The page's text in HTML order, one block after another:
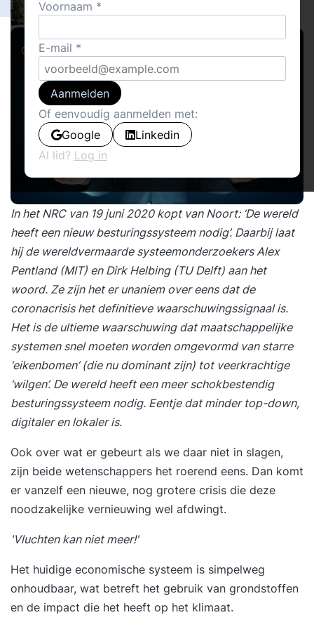
Diane nijs
14
Cover stories
In het NRC van 19 juni 2020 kopt van Noort: ‘De wereld
heeft een nieuw besturingssysteem nodig’. Daarbij laat
hij de wereldvermaarde systeemonderzoekers Alex
Pentland (MIT) en Dirk Helbing (TU Delft) aan het
woord. Ze zijn het er unaniem over eens dat de
coronacrisis het definitieve waarschuwingssignaal is.
Het is de ultieme waarschuwing dat maatschappelijke
systemen snel moeten worden omgevormd van starre
‘eikenbomen’ (die nu dominant zijn) tot veerkrachtige
‘wilgen’. De wereld heeft een meer schokbestendig
besturingssysteem nodig. Eentje dat minder top-down,
digitaler en lokaler is.
Ook over wat er gebeurt als we daar niet in slagen,
zijn beide wetenschappers het roerend eens. Dan komt
er vanzelf een nieuwe, nog grotere crisis die deze
noodzakelijke vernieuwing wel afdwingt.
'Vluchten kan niet meer!'
Het huidige economische systeem is simpelweg
onhoudbaar, wat betreft het gebruik van grondstoffen
en de impact die het heeft op het klimaat.
Voornaam
E-mail
Aanmelden
Of eenvoudig aanmelden met:
Google
Linkedin
Al lid? Log in